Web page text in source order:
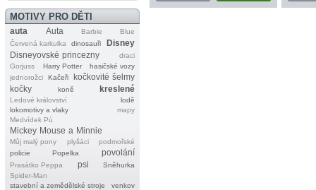
MOTIVY PRO DĚTI
auta Auta Barbie
Blue
Červená karkulka
dinosauři
Disney
Disneyovské princezny
draci
Gorjuss
Harry Potter
hasičské vozy
jednorožci
Kačeři
kočkovité šelmy
kočky
koně kreslené
Ledové království
lodě
lokomotivy a vlaky
mapy
Medvídek Pú
Mickey Mouse a Minnie
Můj malý pony plyšáci
podmořské
policie
Popelka povolání
Prasátko Peppa psi
Sněhurka
Spider‐Man
stavební a zemědělské stroje
venkov